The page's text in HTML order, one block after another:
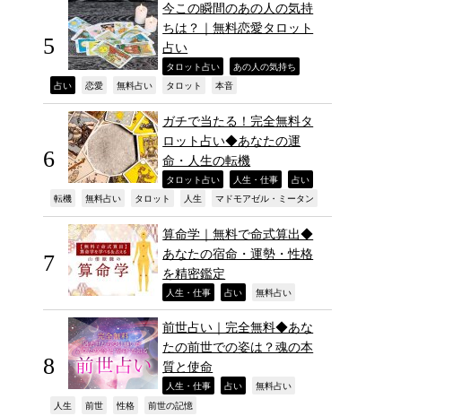
今この瞬間のあの人の気持
ちは？｜無料恋愛タロット
占い
タロット占い あの人の気持ち
占い 恋愛 無料占い タロット 本音
ガチで当たる！完全無料タ
ロット占い◆あなたの運
命・人生の転機
タロット占い 人生・仕事 占い
転機 無料占い タロット 人生 マドモアゼル・ミータン
算命学｜無料で命式算出◆
あなたの宿命・運勢・性格
を精密鑑定
人生・仕事 占い 無料占い
前世占い｜完全無料◆あな
たの前世での姿は？魂の本
質と使命
人生・仕事 占い 無料占い
人生 前世 性格 前世の記憶